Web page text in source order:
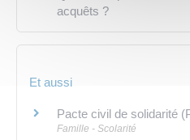
acquêts ?
Et aussi
Pacte civil de solidarité
Famille - Scolarité